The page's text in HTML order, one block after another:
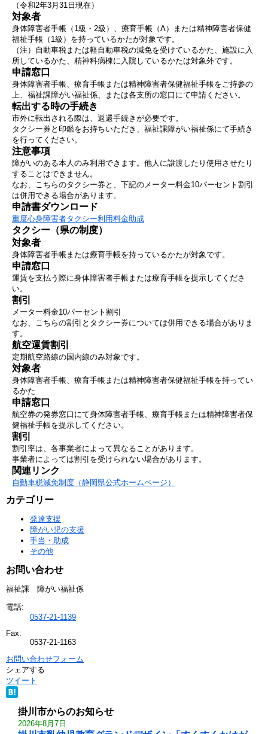
（令和2年3月31日現在）
対象者
身体障害者手帳（1級・2級）、療育手帳（A）または精神障害者保健
福祉手帳（1級）を持っているかたが対象です。
（注）自動車税または軽自動車税の減免を受けているかた、施設に入
所しているかた、精神科病棟に入院しているかたは対象外です。
申請窓口
身体障害者手帳、療育手帳または精神障害者保健福祉手帳をご持参の
上、福祉課障がい福祉係、または各支所の窓口にて申請ください。
転出する時の手続き
市外に転出される際は、返還手続きが必要です。
タクシー券と印鑑をお持ちいただき、福祉課障がい福祉係にて手続き
を行ってください。
注意事項
障がいのある本人のみ利用できます。他人に譲渡したり使用させたり
することはできません。
なお、こちらのタクシー券と、下記のメーター料金10パーセント割引
は併用できる場合があります。
申請書ダウンロード
重度心身障害者タクシー利用料金助成
タクシー（県の制度）
対象者
身体障害者手帳または療育手帳を持っているかたが対象です。
申請窓口
運賃を支払う際に身体障害者手帳または療育手帳を提示してくださ
い。
割引
メーター料金10パーセント割引
なお、こちらの割引とタクシー券については併用できる場合がありま
す。
航空運賃割引
定期航空路線の国内線のみ対象です。
対象者
身体障害者手帳、療育手帳または精神障害者保健福祉手帳を持ってい
るかた
申請窓口
航空券の発券窓口にて身体障害者手帳、療育手帳または精神障害者保
健福祉手帳を提示してください。
割引
割引率は、各事業者によって異なることがあります。
事業者によっては割引を受けられない場合があります。
関連リンク
自動車税減免制度（静岡県公式ホームページ）
カテゴリー
発達支援
障がい児の支援
手当・助成
その他
お問い合わせ
福祉課 障がい福祉係
電話:
0537-21-1139
Fax:
0537-21-1163
お問い合わせフォーム
シェアする
ツイート
掛川市からのお知らせ
2026年8月7日